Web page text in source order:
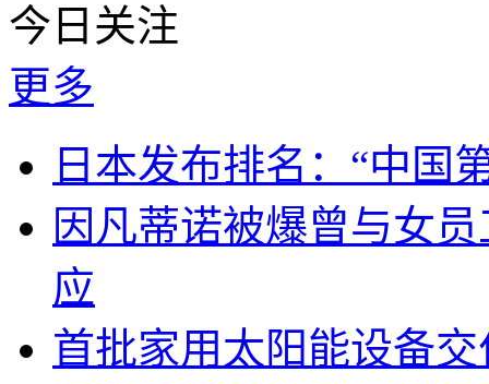
今日关注
更多
日本发布排名：“中国
因凡蒂诺被爆曾与女
应
首批家用太阳能设备